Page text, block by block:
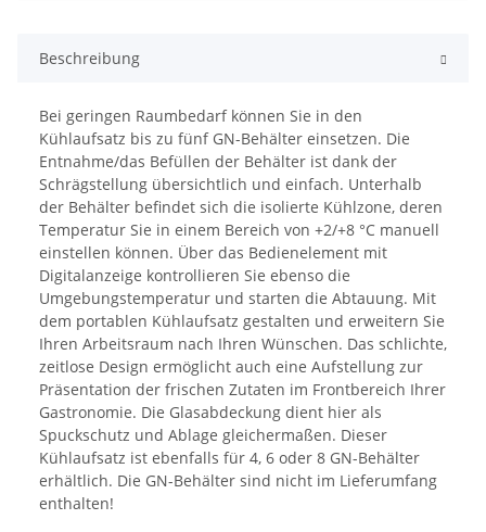
Beschreibung
Bei geringen Raumbedarf können Sie in den
Kühlaufsatz bis zu fünf GN-Behälter einsetzen. Die
Entnahme/das Befüllen der Behälter ist dank der
Schrägstellung übersichtlich und einfach. Unterhalb
der Behälter befindet sich die isolierte Kühlzone, deren
Temperatur Sie in einem Bereich von +2/+8 °C manuell
einstellen können. Über das Bedienelement mit
Digitalanzeige kontrollieren Sie ebenso die
Umgebungstemperatur und starten die Abtauung. Mit
dem portablen Kühlaufsatz gestalten und erweitern Sie
Ihren Arbeitsraum nach Ihren Wünschen. Das schlichte,
zeitlose Design ermöglicht auch eine Aufstellung zur
Präsentation der frischen Zutaten im Frontbereich Ihrer
Gastronomie. Die Glasabdeckung dient hier als
Spuckschutz und Ablage gleichermaßen. Dieser
Kühlaufsatz ist ebenfalls für 4, 6 oder 8 GN-Behälter
erhältlich. Die GN-Behälter sind nicht im Lieferumfang
enthalten!